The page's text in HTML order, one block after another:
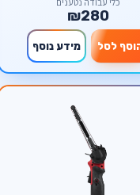
₪280
לסל מידע נוסף